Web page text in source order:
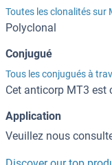
Toutes les clonalités sur
Polyclonal
Conjugué
Tous les conjugués à
Cet anticorp MT3 est
Application
Veuillez nous